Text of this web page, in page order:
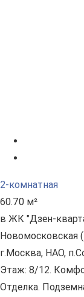
2-комнатная
60.70 м²
в ЖК "Дзен-
Новомосковская
г.Москва, НАО,
Этаж: 8/12.
Отделка.